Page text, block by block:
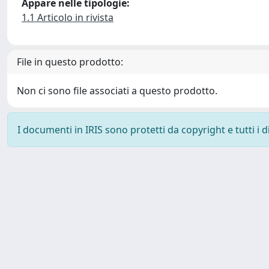
Appare nelle tipologie:
1.1 Articolo in rivista
File in questo prodotto:
Non ci sono file associati a questo prodotto.
I documenti in IRIS sono protetti da copyright e tutti i